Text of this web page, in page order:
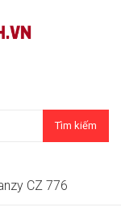
Tìm kiếm
CZ 776